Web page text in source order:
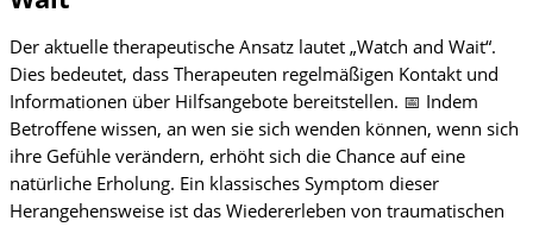
Der aktuelle therapeutische Ansatz lautet „Watch and Wait“.
Dies bedeutet, dass Therapeuten regelmäßigen Kontakt und
Informationen über Hilfsangebote bereitstellen. 📅 Indem
Betroffene wissen, an wen sie sich wenden können, wenn sich
ihre Gefühle verändern, erhöht sich die Chance auf eine
natürliche Erholung. Ein klassisches Symptom dieser
Herangehensweise ist das Wiedererleben von traumatischen